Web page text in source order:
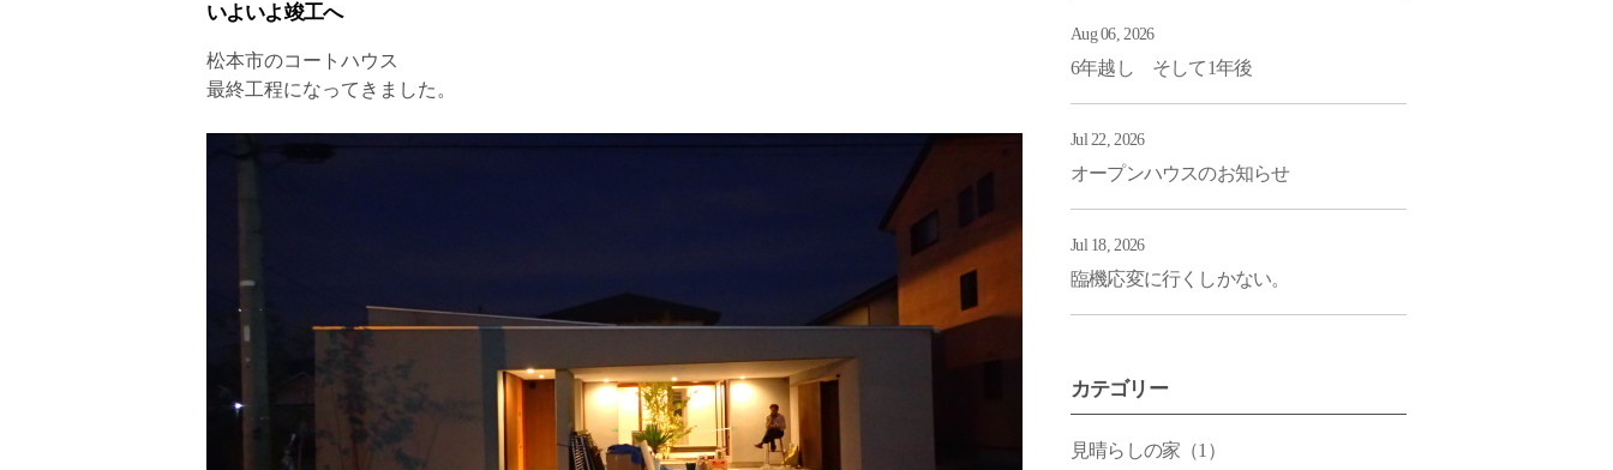
いよいよ竣工へ
松本市のコートハウス
最終工程になってきました。
Aug 06, 2026
6年越し そして1年後
Jul 22, 2026
オープンハウスのお知らせ
Jul 18, 2026
臨機応変に行くしかない。
カテゴリー
見晴らしの家（1）